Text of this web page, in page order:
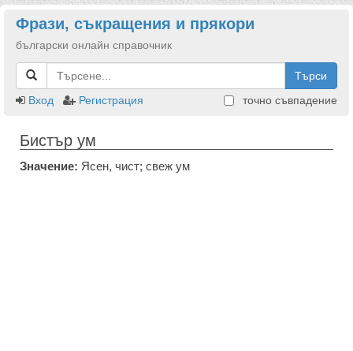
Фрази, съкращения и прякори
български онлайн справочник
Търси
Вход
Регистрация точно съвпадение
Бистър ум
Значение: Ясен, чист; свеж ум